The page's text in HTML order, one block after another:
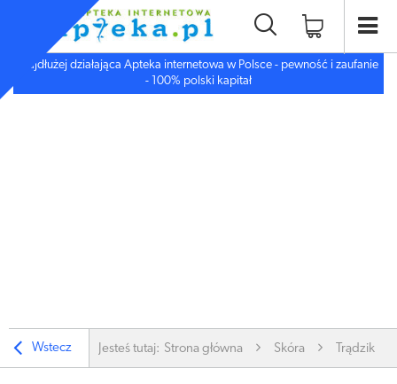
Najdłużej działająca Apteka internetowa w Polsce - pewność i zaufanie
- 100% polski kapitał
Wstecz Jesteś tutaj: Strona główna Skóra Trądzik,